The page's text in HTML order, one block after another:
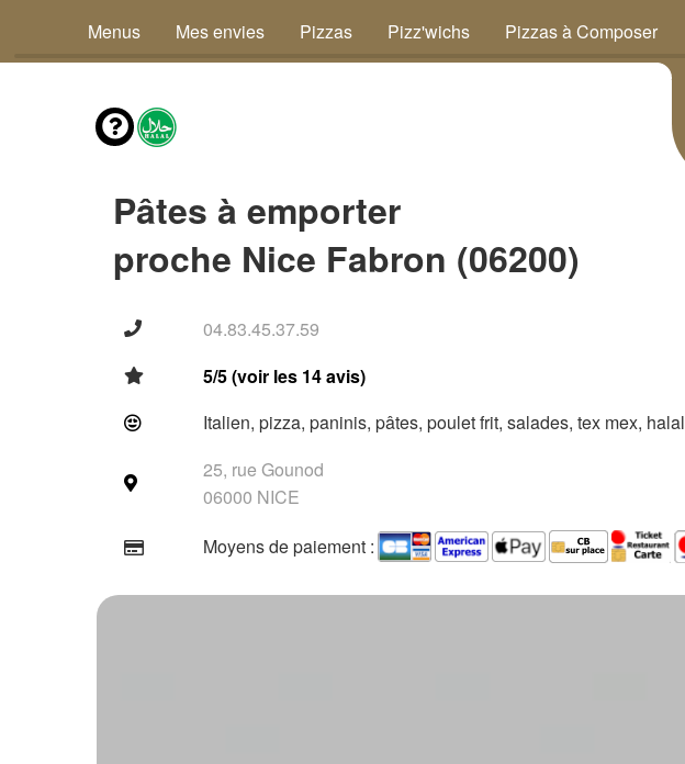
Menus Mes envies Pizzas Pizz'wichs Pizzas à Composer
Pâtes à emporter
proche Nice Fabron (06200)
04.83.45.37.59
5/5 (voir les 14 avis)
Italien, pizza, paninis, pâtes, poulet frit, salades, tex mex, halal
25, rue Gounod
06000 NICE
Moyens de paiement :